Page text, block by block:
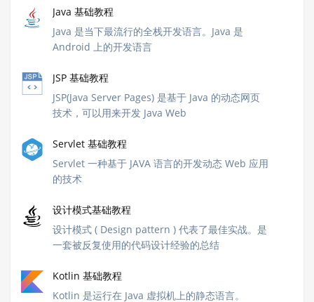
Java 基础教程
Java 是当下最流行的全栈开发语言。Java 是
Android 上的开发语言
JSP 基础教程
JSP(Java Server Pages) 是基于 Java 的动态网页
技术，可以用来开发 Java Web
Servlet 基础教程
Servlet 一种基于 JAVA 语言的开发动态 Web 应用
的技术
设计模式基础教程
设计模式 ( Design pattern ) 代表了最佳实战。是
一套被反复使用的代码设计经验的总结
Kotlin 基础教程
Kotlin 是运行在 Java 虚拟机上的静态语言。